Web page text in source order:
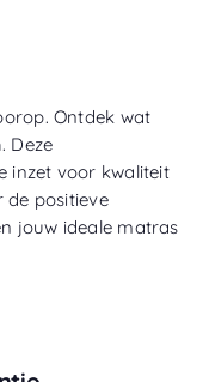
Ontdek wat
. Deze
inzet voor kwaliteit
de positieve
jouw ideale matras